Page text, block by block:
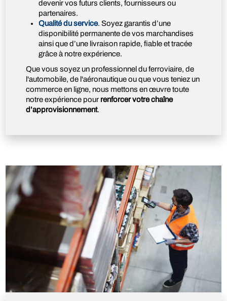
devenir vos futurs clients, fournisseurs ou
partenaires.
Qualité du service. Soyez garantis d’une
disponibilité permanente de vos marchandises
ainsi que d’une livraison rapide, fiable et tracée
grâce à notre expérience.
Que vous soyez un professionnel du ferroviaire, de
l'automobile, de l'aéronautique ou que vous teniez un
commerce en ligne, nous mettons en œuvre toute
notre expérience pour renforcer votre chaîne
d’approvisionnement.